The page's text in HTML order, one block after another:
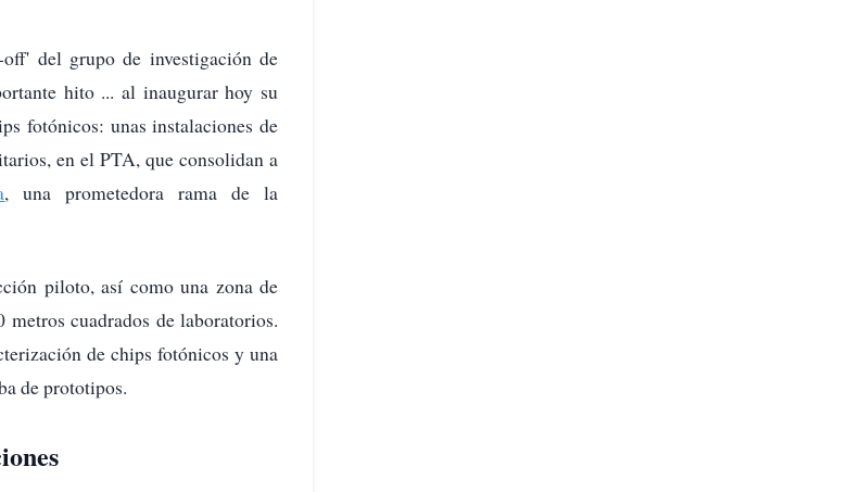
del grupo de investigación de
hito ... al inaugurar hoy su
fotónicos: unas instalaciones de
en el PTA, que consolidan a
, una prometedora rama de la
piloto, así como una zona de
cuadrados de laboratorios.
de chips fotónicos y una
de prototipos.